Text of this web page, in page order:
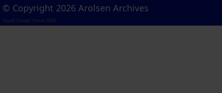
© Copyright 2026 Arolsen Archives
Visual Library Server 2026